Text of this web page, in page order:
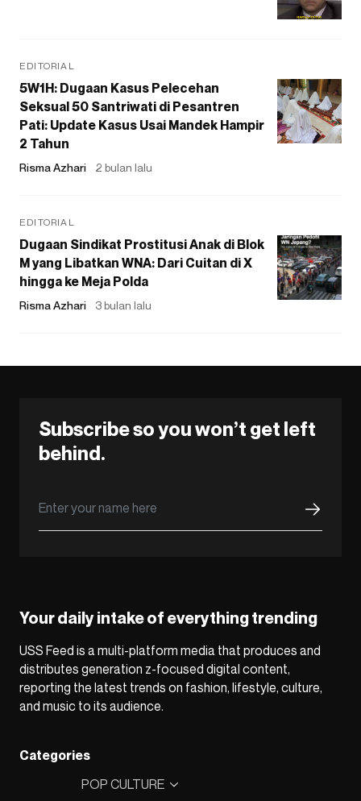
EDITORIAL
5W1H: Dugaan Kasus Pelecehan
Seksual 50 Santriwati di Pesantren
Pati: Update Kasus Usai Mandek Hampir
2 Tahun
Risma Azhari 2 bulan lalu
EDITORIAL
Dugaan Sindikat Prostitusi Anak di Blok
M yang Libatkan WNA: Dari Cuitan di X
hingga ke Meja Polda
Risma Azhari 3 bulan lalu
Subscribe so you won’t get left
behind.
Your daily intake of everything trending
USS Feed is a multi-platform media that produces and
distributes generation z-focused digital content,
reporting the latest trends on fashion, lifestyle, culture,
and music to its audience.
Categories
POP CULTURE